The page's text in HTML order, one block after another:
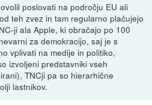
poslovati na področju EU ali
teh zvez in tam regularno plačujejo
ji ala Apple, ki obračajo po 100
za demokracijo, saj je s
vplivati na medije in politiko,
izvoljeni predstavniki vseh
TNCji pa so hierarhične
lastnikov.